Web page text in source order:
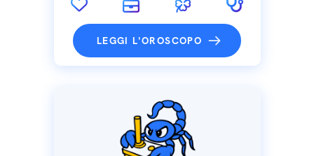
LEGGI L'OROSCOPO